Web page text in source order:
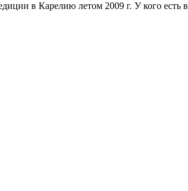
в Карелию летом 2009 г. У кого есть